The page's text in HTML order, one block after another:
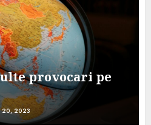
provocari pe
20, 2023